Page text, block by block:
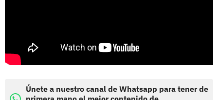
Únete a nuestro canal de Whatsapp para tener de